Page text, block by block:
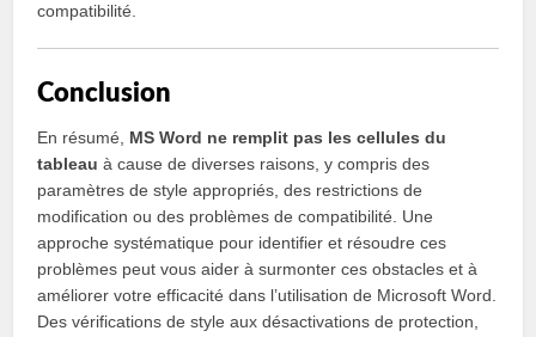
compatibilité.
Conclusion
En résumé, MS Word ne remplit pas les cellules du
tableau à cause de diverses raisons, y compris des
paramètres de style appropriés, des restrictions de
modification ou des problèmes de compatibilité. Une
approche systématique pour identifier et résoudre ces
problèmes peut vous aider à surmonter ces obstacles et à
améliorer votre efficacité dans l’utilisation de Microsoft Word.
Des vérifications de style aux désactivations de protection,